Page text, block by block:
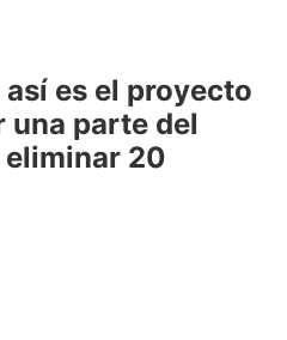
es el proyecto
una parte del
20